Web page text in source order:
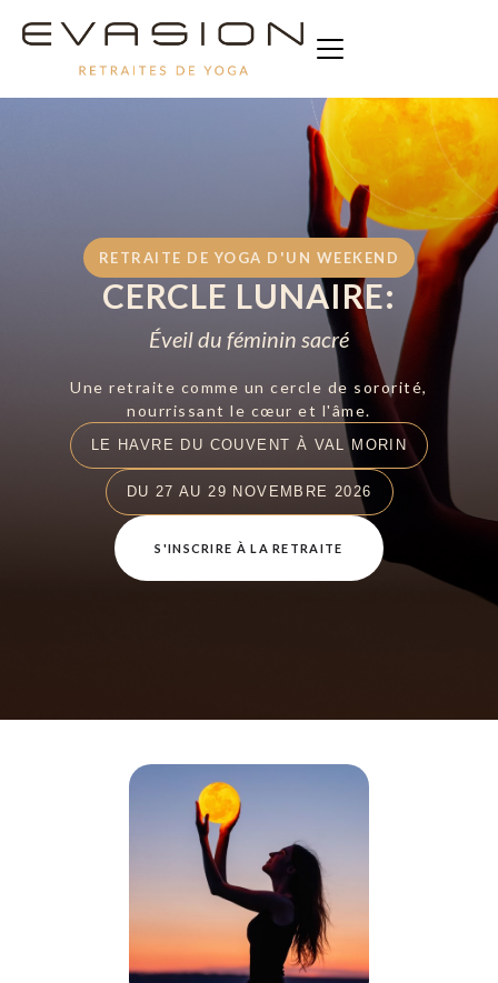
RETRAITE DE YOGA D'UN WEEKEND
CERCLE LUNAIRE:
Éveil du féminin sacré
Une retraite comme un cercle de sororité,
nourrissant le cœur et l'âme.
LE HAVRE DU COUVENT À VAL MORIN
DU 27 AU 29 NOVEMBRE 2026
S'INSCRIRE À LA RETRAITE